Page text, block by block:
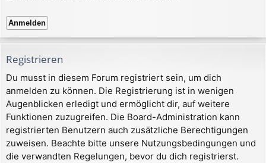
Registrieren
Du musst in diesem Forum registriert sein, um dich
anmelden zu können. Die Registrierung ist in wenigen
Augenblicken erledigt und ermöglicht dir, auf weitere
Funktionen zuzugreifen. Die Board-Administration kann
registrierten Benutzern auch zusätzliche Berechtigungen
zuweisen. Beachte bitte unsere Nutzungsbedingungen und
die verwandten Regelungen, bevor du dich registrierst.